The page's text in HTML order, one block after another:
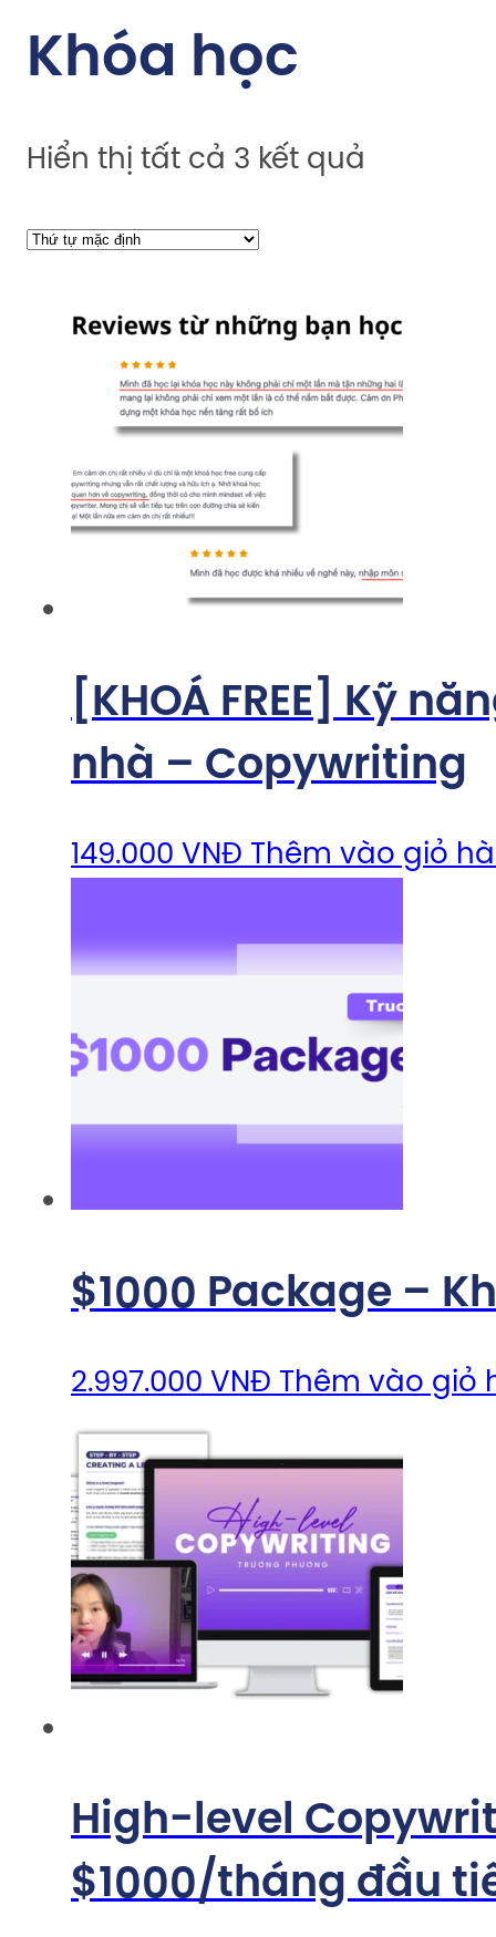
Khóa học
Hiển thị tất cả 3 kết quả
[KHOÁ FREE] Kỹ
nhà – Copywriting
149.000 VNĐ Thêm vào giỏ
$1000 Package –
2.997.000 VNĐ Thêm vào giỏ
High-level
$1000/tháng đầu